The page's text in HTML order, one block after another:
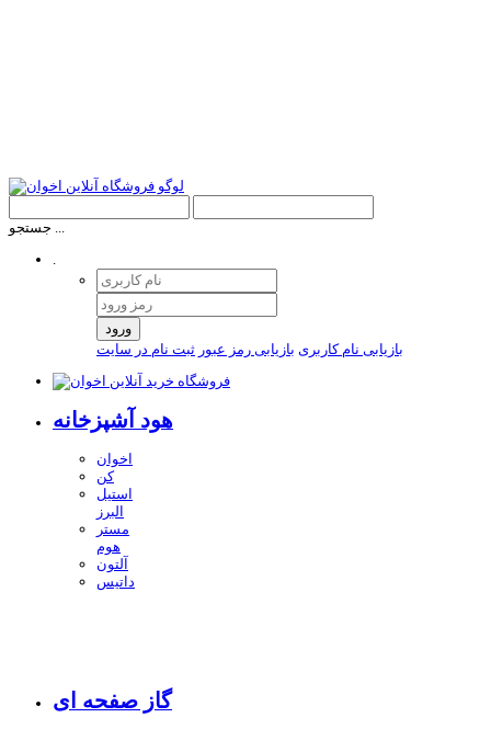
جستجو ...
.
ورود
بازیابی نام کاربری بازیابی رمز عبور ثبت نام در سایت
هود آشپزخانه
اخوان
کن
استیل
البرز
مستر
هوم
آلتون
داتیس
گاز صفحه ای